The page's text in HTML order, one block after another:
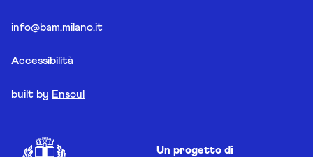
info@bam.milano.it
Accessibilità
built by Ensoul
Un progetto di